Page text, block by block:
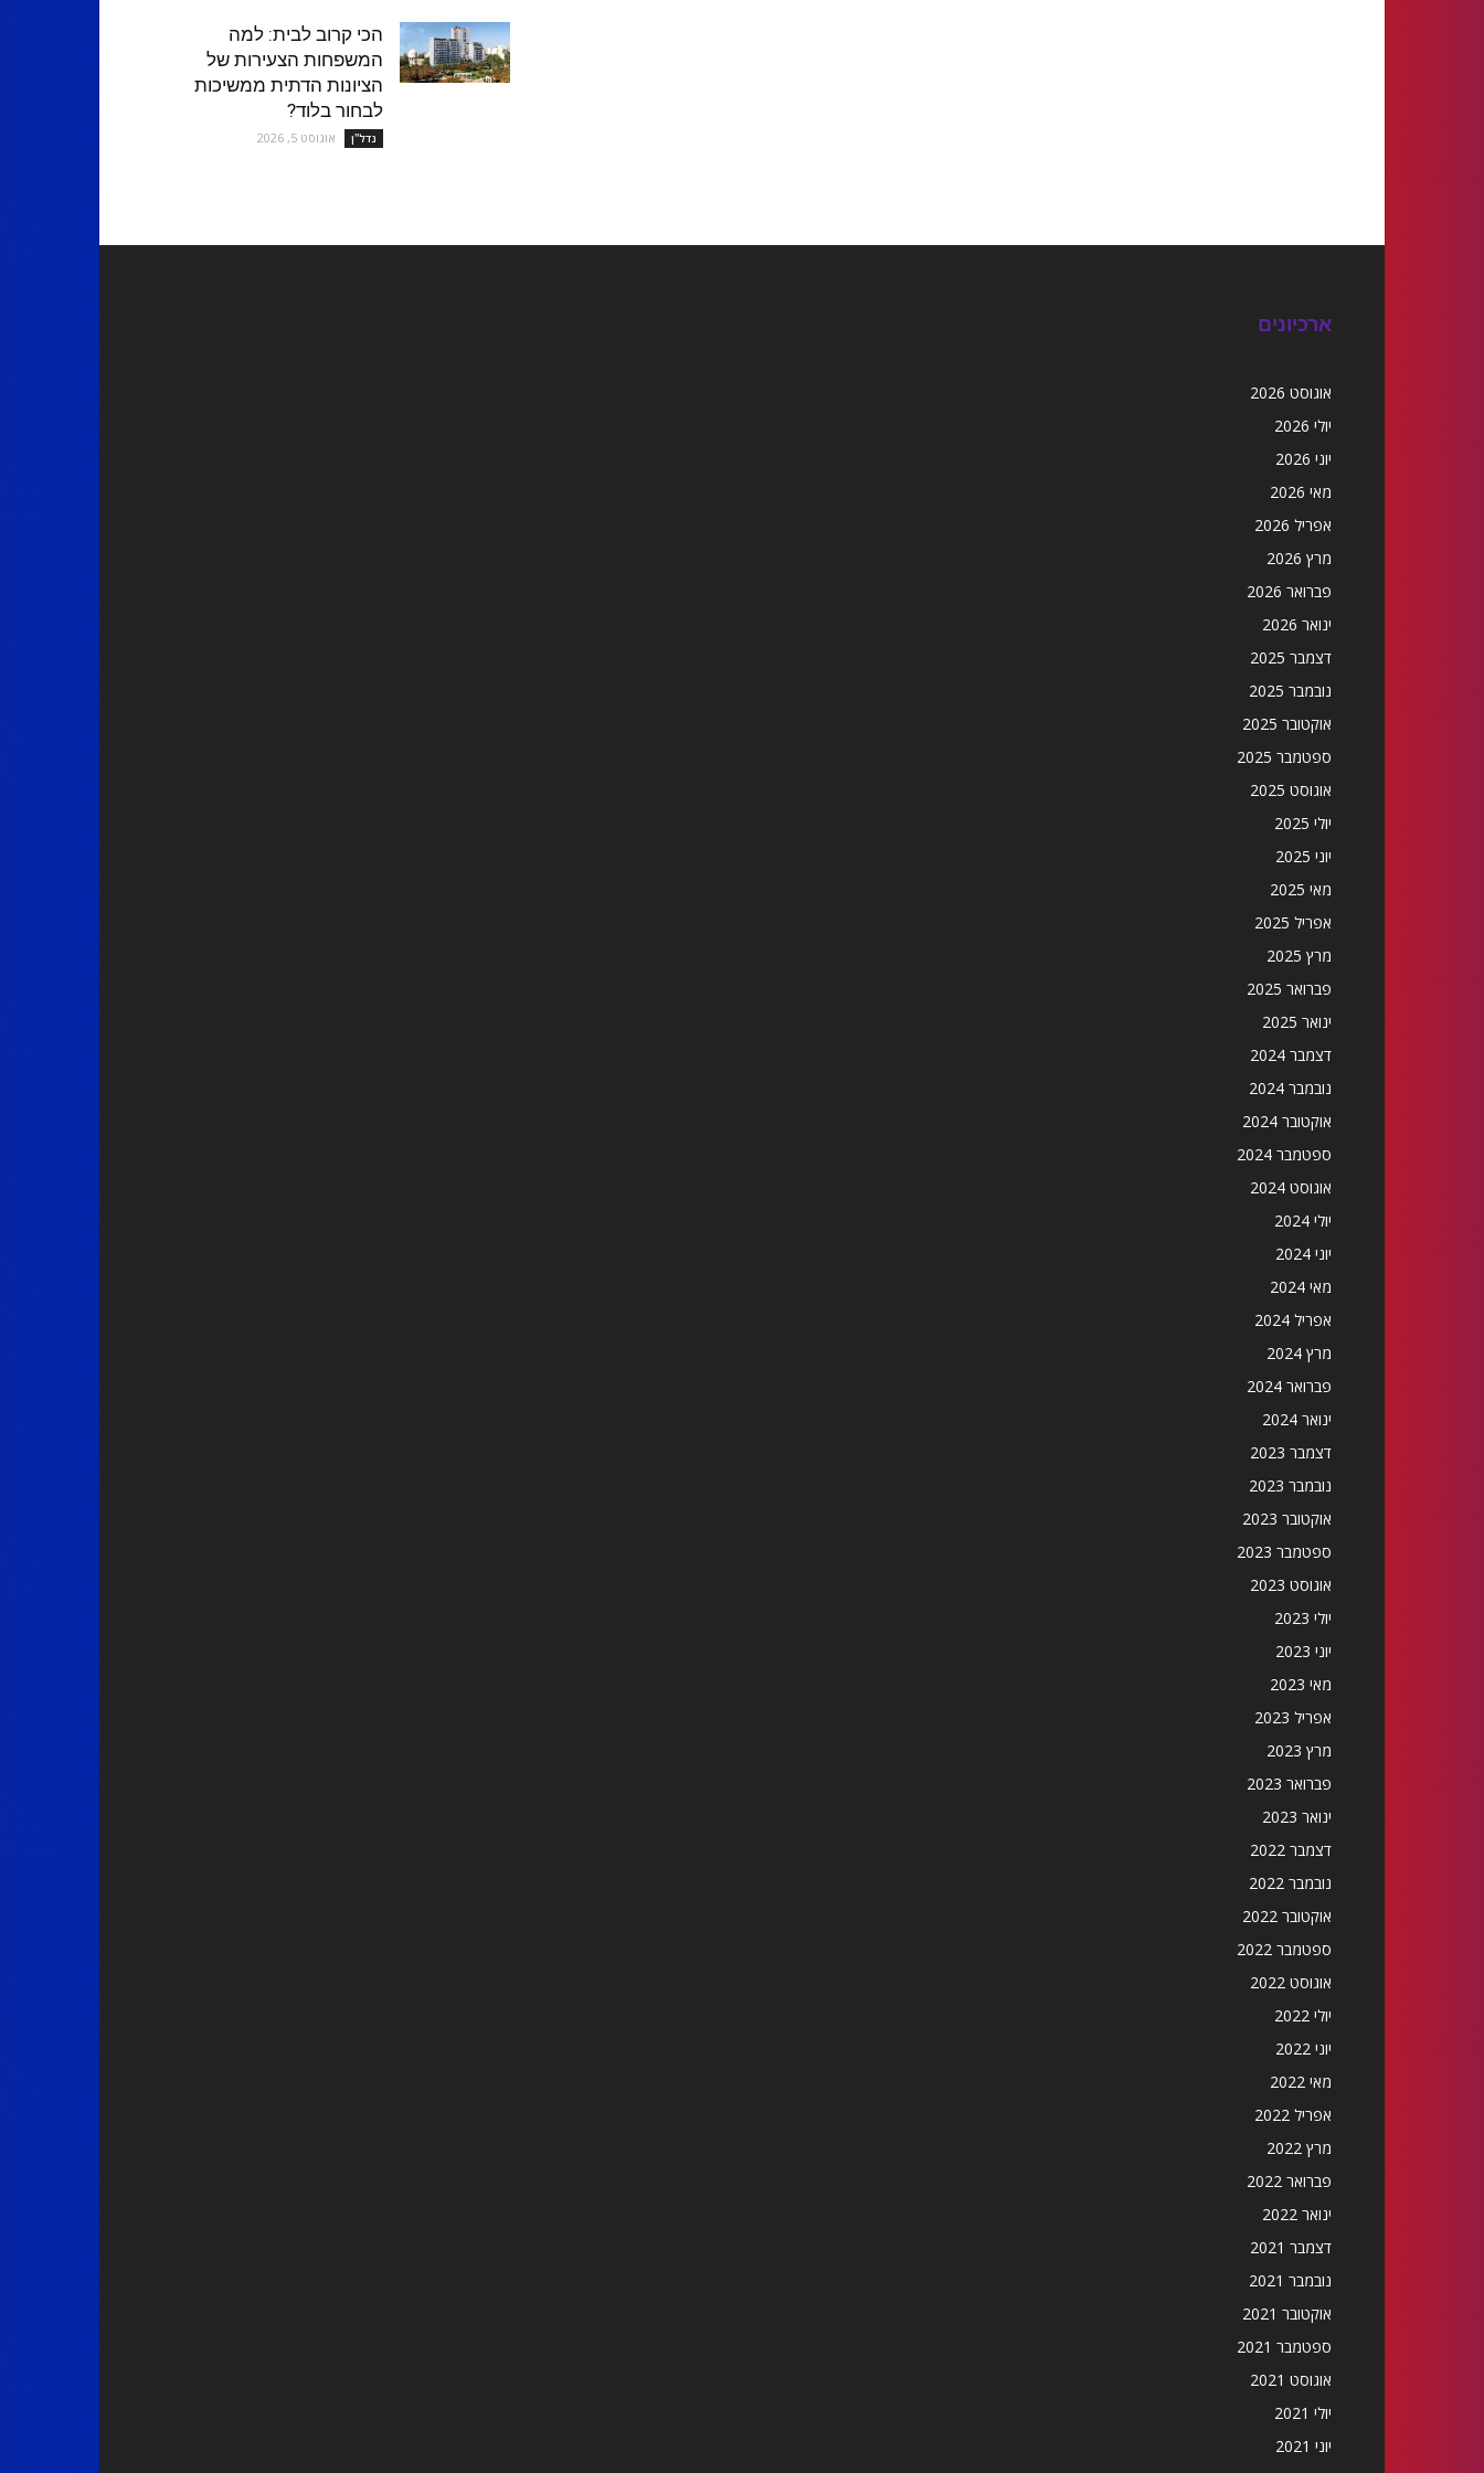
הכי קרוב לבית: למה
המשפחות הצעירות של
הציונות הדתית ממשיכות
לבחור בלוד?
נדל''ן אוגוסט 5, 2026
ארכיונים
אוגוסט 2026
יולי 2026
יוני 2026
מאי 2026
אפריל 2026
מרץ 2026
פברואר 2026
ינואר 2026
דצמבר 2025
נובמבר 2025
אוקטובר 2025
ספטמבר 2025
אוגוסט 2025
יולי 2025
יוני 2025
מאי 2025
אפריל 2025
מרץ 2025
פברואר 2025
ינואר 2025
דצמבר 2024
נובמבר 2024
אוקטובר 2024
ספטמבר 2024
אוגוסט 2024
יולי 2024
יוני 2024
מאי 2024
אפריל 2024
מרץ 2024
פברואר 2024
ינואר 2024
דצמבר 2023
נובמבר 2023
אוקטובר 2023
ספטמבר 2023
אוגוסט 2023
יולי 2023
יוני 2023
מאי 2023
אפריל 2023
מרץ 2023
פברואר 2023
ינואר 2023
דצמבר 2022
נובמבר 2022
אוקטובר 2022
ספטמבר 2022
אוגוסט 2022
יולי 2022
יוני 2022
מאי 2022
אפריל 2022
מרץ 2022
פברואר 2022
ינואר 2022
דצמבר 2021
נובמבר 2021
אוקטובר 2021
ספטמבר 2021
אוגוסט 2021
יולי 2021
יוני 2021